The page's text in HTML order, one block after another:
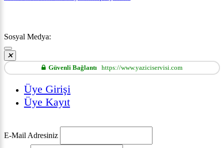
Sosyal Medya:
Güvenli Bağlantı https://www.yaziciservisi.com
Üye Girişi
Üye Kayıt
E-Mail Adresiniz